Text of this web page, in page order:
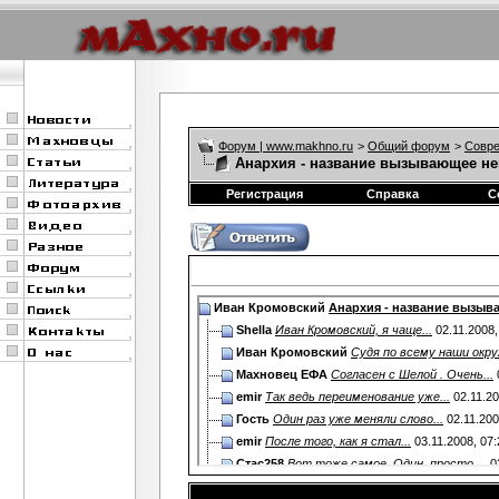
Форум | www.makhno.ru > Общий форум >
Анархия - название вызывающее
Регистрация Справка
Иван Кромовский Анархия - название
Shella Иван Кромовский, я чаще...
Иван Кромовский Судя по всему наши
Махновец ЕФА Согласен с Шелой . Очень...
emir Так ведь переименование уже...
Гость Один раз уже меняли слово...
emir После того, как я стал... 03.11.2008,
Стас258 Вот тоже самое. Один, просто,...
Idealist Не только правящие классы...